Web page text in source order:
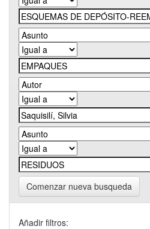
Comenzar nueva busqueda
Añadir filtros: